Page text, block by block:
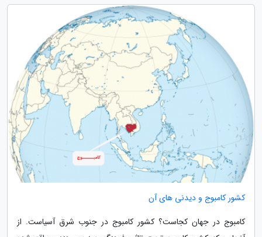
کشور کامبوج و دیدنی های آن
کامبوج در جهان کجاست؟ کشور کامبوج در جنوب شرق آسیاست. از